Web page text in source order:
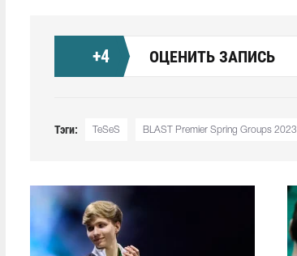
+4 ОЦЕНИТЬ ЗАПИСЬ
Тэги: TeSeS BLAST Premier Spring Groups 2023